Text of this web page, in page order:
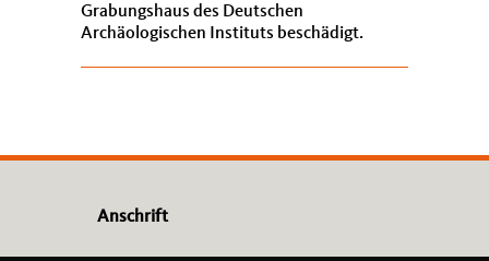
Grabungshaus des Deutschen
Archäologischen Instituts beschädigt.
Anschrift